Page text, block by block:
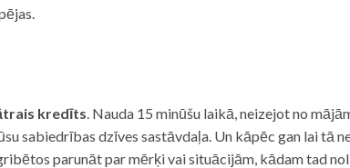
kredīts. Nauda 15 minūšu laikā, neizejot no
sabiedrības dzīves sastāvdaļa. Un kāpēc gan lai tā
parunāt par mērķi vai situācijām, kādam tad